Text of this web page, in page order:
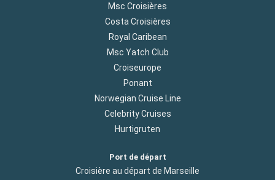
Msc Croisières
Costa Croisières
Royal Caribean
Msc Yatch Club
Croiseurope
Ponant
Norwegian Cruise Line
Celebrity Cruises
Hurtigruten
Port de départ
Croisière au départ de Marseille